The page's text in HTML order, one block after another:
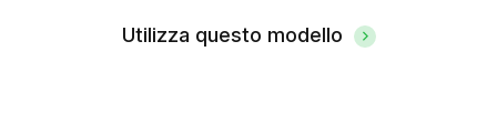
Utilizza questo modello